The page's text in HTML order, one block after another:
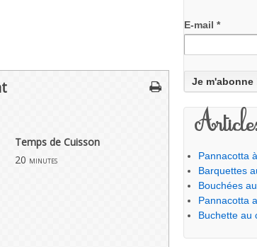
Temps de Cuisson
20 minutes
E-mail*
Pannacotta
Barquettes
Bouchées
Pannacotta
Buchette au